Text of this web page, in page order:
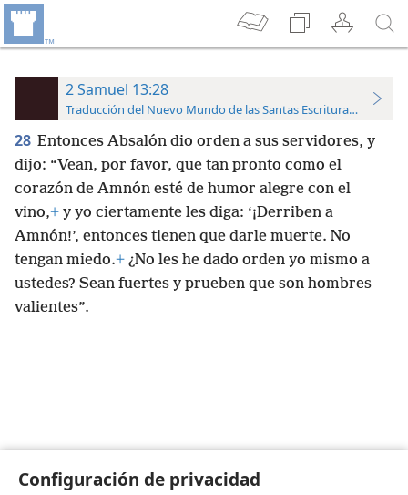
Configuración de privacidad
2 Samuel 13:28
Traducción del Nuevo Mundo de las Santas Escrituras (con
28 Entonces Absalón dio orden a sus servidores, y
dijo: “Vean, por favor, que tan pronto como el
corazón de Amnón esté de humor alegre con el
vino,+ y yo ciertamente les diga: ‘¡Derriben a
Amnón!’, entonces tienen que darle muerte. No
tengan miedo.+ ¿No les he dado orden yo mismo a
ustedes? Sean fuertes y prueben que son hombres
valientes”.